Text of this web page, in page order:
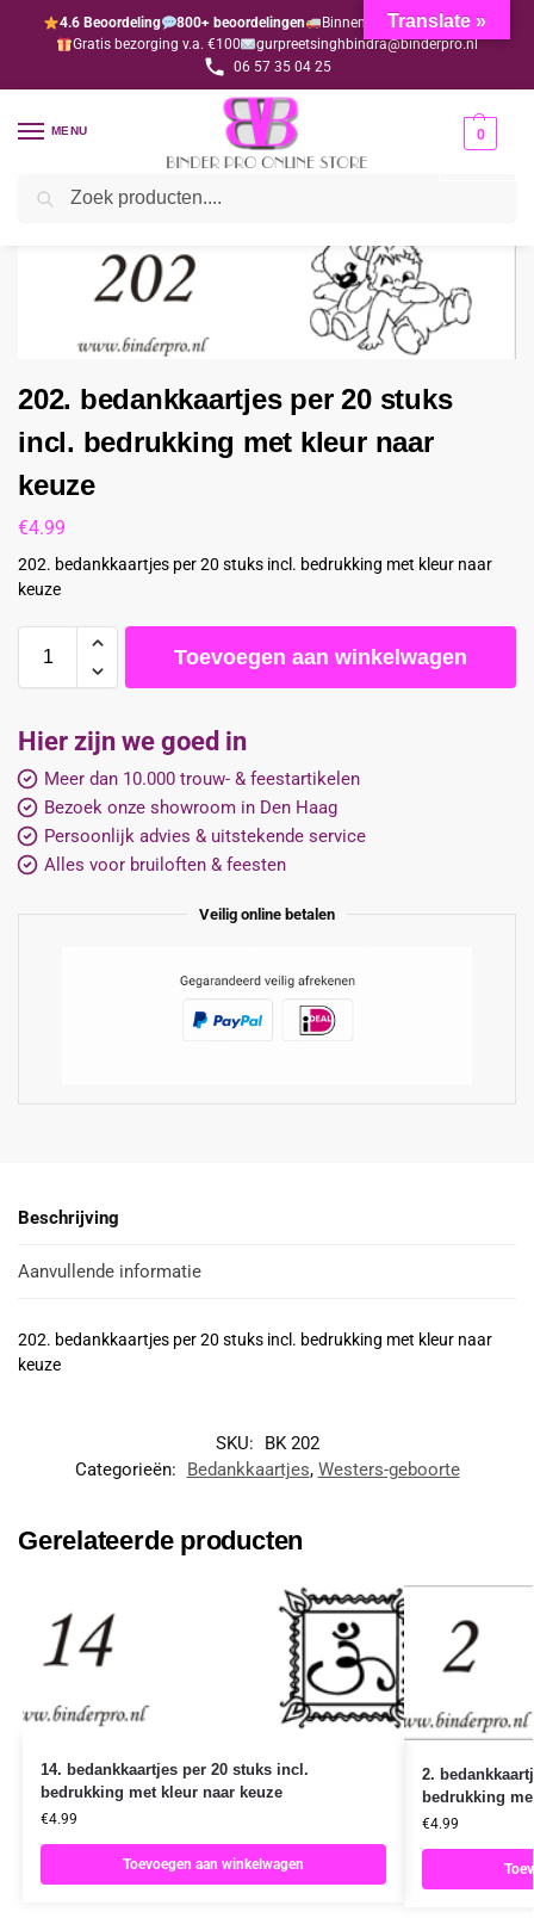
4.6 Beoordeling 800+ beoordelingen
Binnen 1-3 dagen geleverd
Gratis bezorging v.a. €100
gurpreetsinghbindra@binderpro.nl
06 57 35 04 25
MENU 0
Home Bedankjesafdeling
202. bedankkaartjes per 20 stuks
incl. bedrukking met kleur naar
keuze
€4.99
202. bedankkaartjes per 20 stuks incl. bedrukking met kleur naar
keuze
Toevoegen aan winkelwagen
Hier zijn we goed in
Meer dan 10.000 trouw- & feestartikelen
Bezoek onze showroom in Den Haag
Persoonlijk advies & uitstekende service
Alles voor bruiloften & feesten
Veilig online betalen
Beschrijving
Aanvullende informatie
202. bedankkaartjes per 20 stuks incl. bedrukking met kleur naar
keuze
SKU:
BK 202
Categorieën:
Bedankkaartjes, Westers-geboorte
Gerelateerde producten
14. bedankkaartjes per 20 stuks incl.
bedrukking met kleur naar keuze
€4.99
Toevoegen aan winkelwagen
2.
bedrukking
€4.99
Translate »